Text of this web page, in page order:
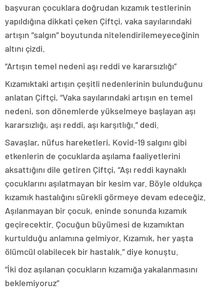
başvuran çocuklara doğrudan kızamık testlerinin
yapıldığına dikkati çeken Çiftçi, vaka sayılarındaki
artışın “salgın” boyutunda nitelendirilemeyeceğinin
altını çizdi.
“Artışın temel nedeni aşı reddi ve kararsızlığı”
Kızamıktaki artışın çeşitli nedenlerinin bulunduğunu
anlatan Çiftçi, “Vaka sayılarındaki artışın en temel
nedeni, son dönemlerde yükselmeye başlayan aşı
kararsızlığı, aşı reddi, aşı karşıtlığı.” dedi.
Savaşlar, nüfus hareketleri, Kovid-19 salgını gibi
etkenlerin de çocuklarda aşılama faaliyetlerini
aksattığını dile getiren Çiftçi, “Aşı reddi kaynaklı
çocuklarını aşılatmayan bir kesim var. Böyle oldukça
kızamık hastalığını sürekli görmeye devam edeceğiz.
Aşılanmayan bir çocuk, eninde sonunda kızamık
geçirecektir. Çocuğun büyümesi de kızamıktan
kurtulduğu anlamına gelmiyor. Kızamık, her yaşta
ölümcül olabilecek bir hastalık.” diye konuştu.
“İki doz aşılanan çocukların kızamığa yakalanmasını
beklemiyoruz”